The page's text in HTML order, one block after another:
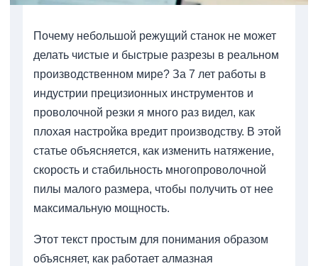
Почему небольшой режущий станок не может
делать чистые и быстрые разрезы в реальном
производственном мире? За 7 лет работы в
индустрии прецизионных инструментов и
проволочной резки я много раз видел, как
плохая настройка вредит производству. В этой
статье объясняется, как изменить натяжение,
скорость и стабильность многопроволочной
пилы малого размера, чтобы получить от нее
максимальную мощность.
Этот текст простым для понимания образом
объясняет, как работает алмазная